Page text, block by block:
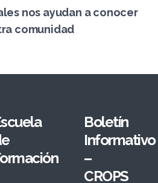
nos ayudan a conocer
comunidad
Boletín
Informativo
–
CROPS